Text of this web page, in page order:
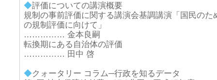
◆評価についての講演概要
規制の事前評価に関する講演会基調講演「国民のた
の規制評価に向けて」
…………… 金本良嗣
転換期にある自治体の評価
…………… 田中 啓
◆クォータリー コラム─行政を知るデータ